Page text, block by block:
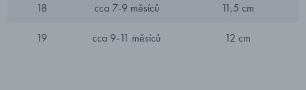
18 cca 7-9 měsíců 11,5 cm
19 cca 9-11 měsíců 12 cm